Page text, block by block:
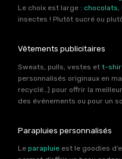
Le choix est large : chocolats,
insectes ! Plutôt sucré ou
Vêtements publicitaires
Sweats, pulls, vestes et t-
personnalisés originaux en
recyclé…) pour offrir la
des événements ou pour un
Parapluies personnalisés
Le parapluie est le goodies